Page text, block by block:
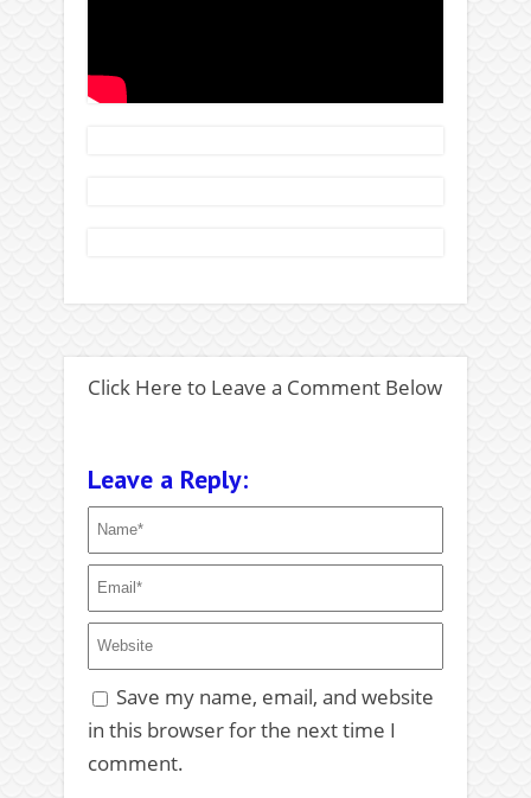
Click Here to Leave a Comment Below
Leave a Reply:
Save my name, email, and website
in this browser for the next time I
comment.